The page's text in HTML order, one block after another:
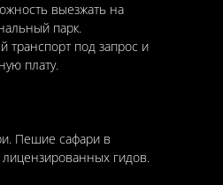
выезжать на
парк.
транспорт под запрос и
плату.
Пешие сафари в
гидов.